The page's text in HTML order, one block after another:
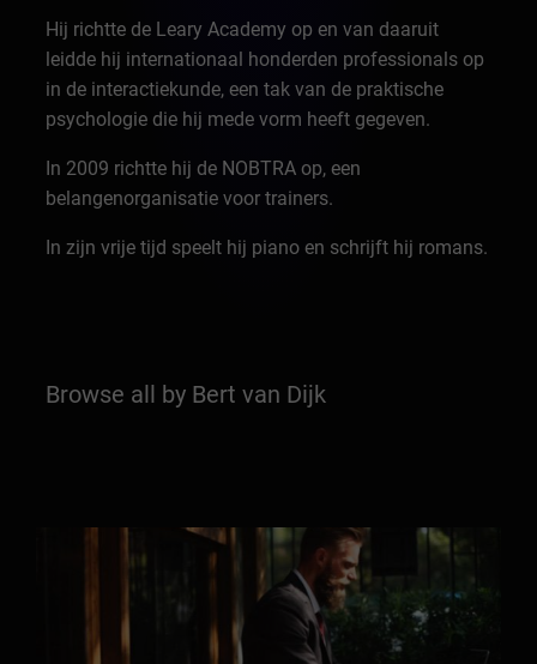
Hij richtte de Leary Academy op en van daaruit
leidde hij internationaal honderden professionals op
in de interactiekunde, een tak van de praktische
psychologie die hij mede vorm heeft gegeven.
In 2009 richtte hij de NOBTRA op, een
belangenorganisatie voor trainers.
In zijn vrije tijd speelt hij piano en schrijft hij romans.
Browse all by Bert van Dijk